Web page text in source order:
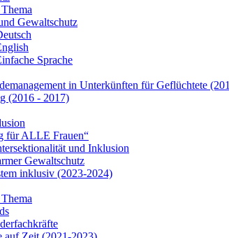
Gewaltschutz
Sprache
in Unterkünften für Geflüchtete (201
(2016 - 2017)
für ALLE Frauen“
und Inklusion
Gewaltschutz
inklusiv (2023-2024)